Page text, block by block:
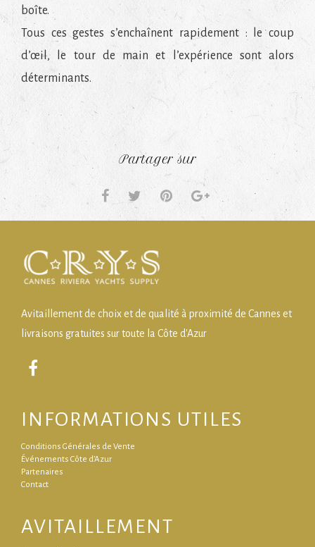
boîte.
Tous ces gestes s’enchaînent rapidement : le coup
d’œil, le tour de main et l’expérience sont alors
déterminants.
Partager sur
Avitaillement de choix et de qualité à proximité de Cannes et
livraisons gratuites sur toute la Côte d'Azur
INFORMATIONS UTILES
Conditions Générales de Vente
Événements Côte d’Azur
Partenaires
Contact
AVITAILLEMENT